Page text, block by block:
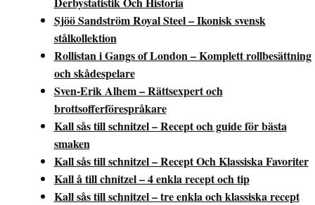
Sjöö Sandström Royal Steel – Ikonisk svensk
stålkollektion
Rollistan i Gangs of London – Komplett rollbesättning
och skådespelare
Sven-Erik Alhem – Rättsexpert och
brottsofferförespråkare
Kall sås till schnitzel – Recept och guide för bästa
smaken
Kall sås till schnitzel – Recept Och Klassiska Favoriter
Kall å till chnitzel – 4 enkla recept och tip
Kall sås till schnitzel – tre enkla och klassiska recept